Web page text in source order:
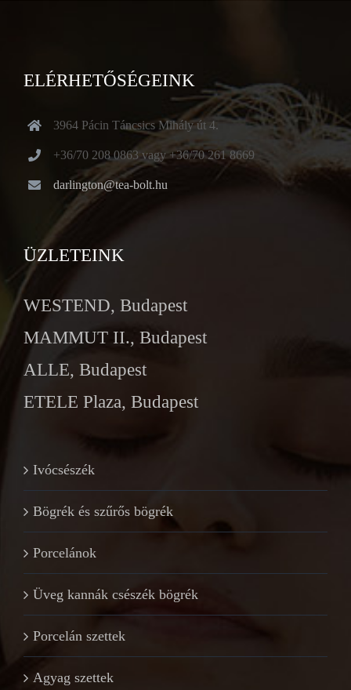
ELÉRHETŐSÉGEINK
3964 Pácin Táncsics Mihály út 4.
+36/70 208 0863 vagy +36/70 261 8669
darlington@tea-bolt.hu
ÜZLETEINK
WESTEND, Budapest
MAMMUT II., Budapest
ALLE, Budapest
ETELE Plaza, Budapest
Ivócsészék
Bögrék és szűrős bögrék
Porcelánok
Üveg kannák csészék bögrék
Porcelán szettek
Agyag szettek